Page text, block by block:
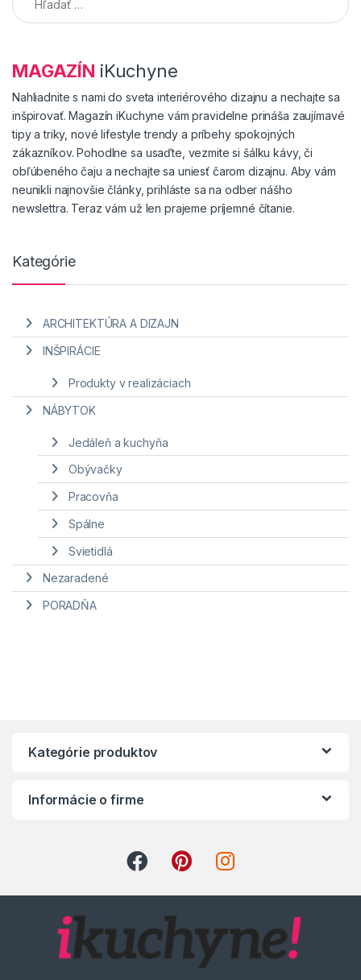
MAGAZÍN iKuchyne
Nahliadnite s nami do sveta interiérového dizajnu a nechajte sa
inšpirovať. Magazín iKuchyne vám pravidelne prináša zaujímavé
tipy a triky, nové lifestyle trendy a príbehy spokojných
zákazníkov. Pohodlne sa usaďte, vezmite si šálku kávy, či
obľúbeného čaju a nechajte sa uniesť čarom dizajnu. Aby vám
neunikli najnovšie články, prihláste sa na odber nášho
newslettra. Teraz vám už len prajeme príjemné čítanie.
Kategórie
ARCHITEKTÚRA A DIZAJN
INŠPIRÁCIE
Produkty v realizáciach
NÁBYTOK
Jedáleň a kuchyňa
Obývačky
Pracovňa
Spálne
Svietidlá
Nezaradené
PORADŇA
Kategórie produktov
Informácie o firme